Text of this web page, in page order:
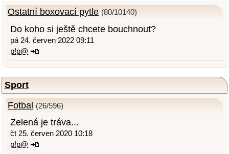
Ostatní boxovací pytle (80/10140)
Do koho si ještě chcete bouchnout?
pá 24. červen 2022 09:11
p!p@
Sport
Fotbal (26/596)
Zelená je tráva...
čt 25. červen 2020 10:18
p!p@